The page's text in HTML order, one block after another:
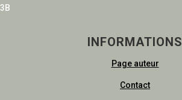
3B
INFORMATIONS
Page auteur
Contact